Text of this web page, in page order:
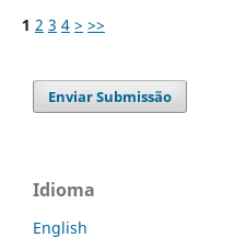
1 2 3 4 > >>
Enviar Submissão
Idioma
English